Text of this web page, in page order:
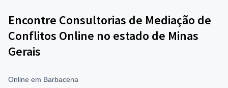
Encontre Consultorias de Mediação de
Conflitos Online no estado de Minas
Gerais
Online em Barbacena